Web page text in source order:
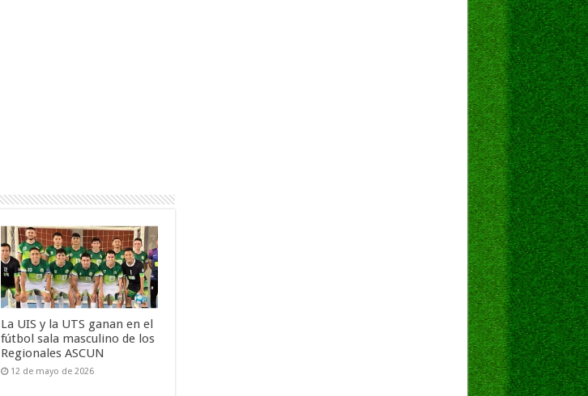
La UIS y la UTS ganan en el
fútbol sala masculino de los
Regionales ASCUN
12 de mayo de 2026